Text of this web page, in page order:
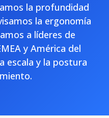
la profundidad
la ergonomía
a líderes de
y América del
escala y la postura